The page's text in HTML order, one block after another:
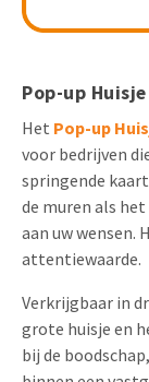
Pop-up Huisje
Het Pop-up
voor bedrijven
springende
de muren als
aan uw wensen.
attentiewaarde.
Verkrijgbaar in
grote huisje en
bij de